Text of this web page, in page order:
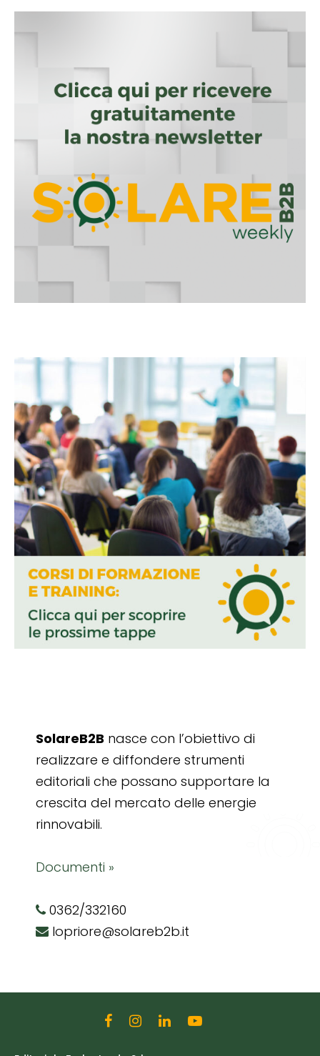
SolareB2B nasce con l’obiettivo di
realizzare e diffondere strumenti
editoriali che possano supportare la
crescita del mercato delle energie
rinnovabili.
Documenti »
0362/332160
lopriore@solareb2b.it